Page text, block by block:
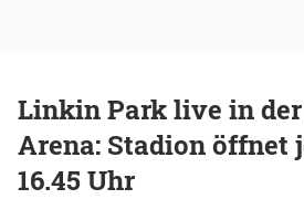
Linkin Park live in
Arena: Stadion öffnet
16.45 Uhr